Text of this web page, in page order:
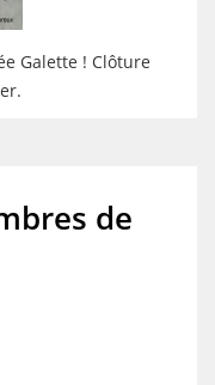
Galette ! Clôture
de